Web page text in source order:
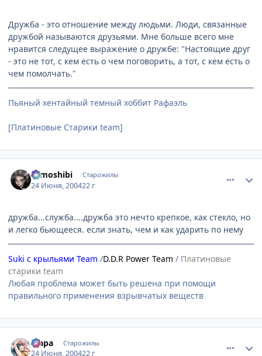
Дружба - это отношение между людьми. Люди, связанные
дружбой называются друзьями. Мне больше всего мне
нравится следущее выражение о дружбе: "Настоящие друг
- это не тот, с кем есть о чем поговорить, а тот, с кем есть о
чем помолчать."
Пьяный хентайный темный хоббит Рафаэль
[Платиновые Старики team]
tomoshibi Старожилы
24 Июня, 200422 г
дружба...служба....дружба это нечто крепкое, как стекло, но
и легко бьющееся. если знать, чем и как ударить по нему
Suki с крыльями Team /D.D.R Power Team / Платиновые
старики team
Любая проблема может быть решена при помощи
правильного применения взрывчатых веществ
Мара Старожилы
24 Июня, 200422 г